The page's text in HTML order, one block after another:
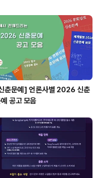
석사 재
민국 임시
감 형성을
춘문예] 언론사별 2026 신춘
공고 모음